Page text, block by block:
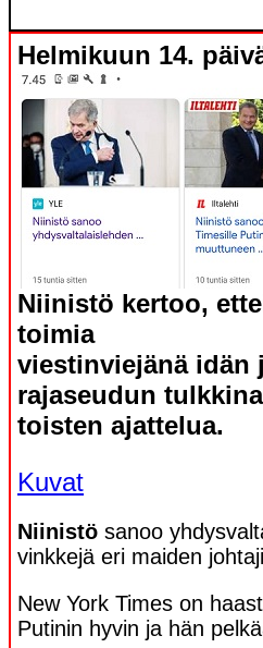
Helmikuun 14.
Niinistö kertoo,
toimia
viestinviejänä idän
rajaseudun
toisten ajattelua.
Kuvat
Niinistö sanoo
vinkkejä eri maiden
New York Times on
Putinin hyvin ja hän